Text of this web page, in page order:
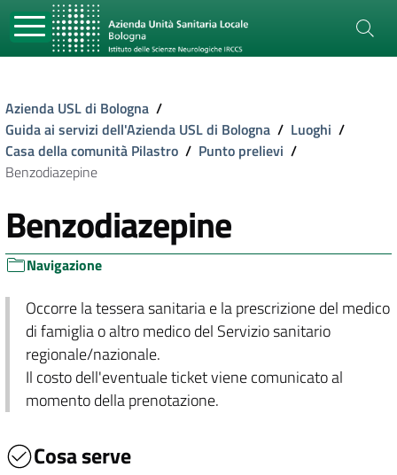
Azienda USL di Bologna /
Guida ai servizi dell'Azienda USL di Bologna / Luoghi /
Casa della comunità Pilastro / Punto prelievi /
Benzodiazepine
Benzodiazepine
Navigazione
Occorre la tessera sanitaria e la prescrizione del medico
di famiglia o altro medico del Servizio sanitario
regionale/nazionale.
Il costo dell'eventuale ticket viene comunicato al
momento della prenotazione.
Cosa serve